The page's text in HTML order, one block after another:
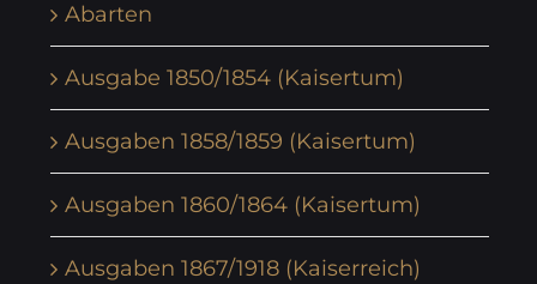
Abarten
Ausgabe 1850/1854 (Kaisertum)
Ausgaben 1858/1859 (Kaisertum)
Ausgaben 1860/1864 (Kaisertum)
Ausgaben 1867/1918 (Kaiserreich)